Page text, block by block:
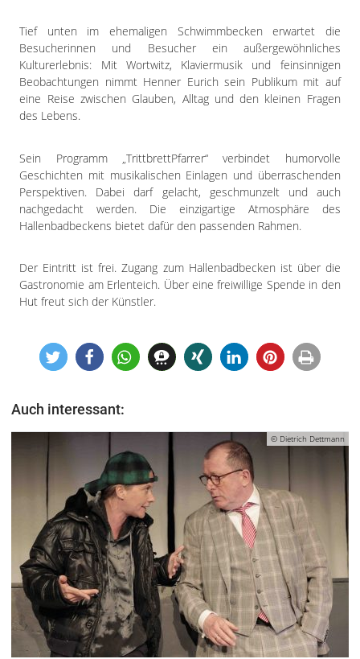
Tief unten im ehemaligen Schwimmbecken erwartet die
Besucherinnen und Besucher ein außergewöhnliches
Kulturerlebnis: Mit Wortwitz, Klaviermusik und feinsinnigen
Beobachtungen nimmt Henner Eurich sein Publikum mit auf
eine Reise zwischen Glauben, Alltag und den kleinen Fragen
des Lebens.
Sein Programm „TrittbrettPfarrer“ verbindet humorvolle
Geschichten mit musikalischen Einlagen und überraschenden
Perspektiven. Dabei darf gelacht, geschmunzelt und auch
nachgedacht werden. Die einzigartige Atmosphäre des
Hallenbadbeckens bietet dafür den passenden Rahmen.
Der Eintritt ist frei. Zugang zum Hallenbadbecken ist über die
Gastronomie am Erlenteich. Über eine freiwillige Spende in den
Hut freut sich der Künstler.
Auch interessant:
© Dietrich Dettmann